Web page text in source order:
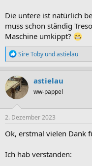
Die untere ist natürlich
muss schon ständig
Maschine umkippt?
R
e
a
k
t
i
o
n
e
:
Sire Toby undastielau
astielau
ww-pappel
2. Dezember 2023
Ok, erstmal vielen Dank
Ich hab verstanden: